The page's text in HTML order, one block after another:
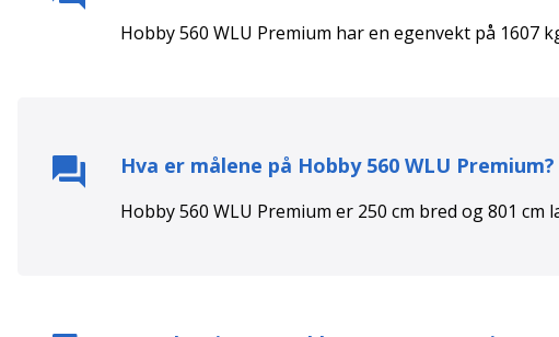
Hobby 560 WLU Premium har en egenvekt på 1607
Hva er målene på Hobby 560 WLU Premium?
Hobby 560 WLU Premium er 250 cm bred og801 cm